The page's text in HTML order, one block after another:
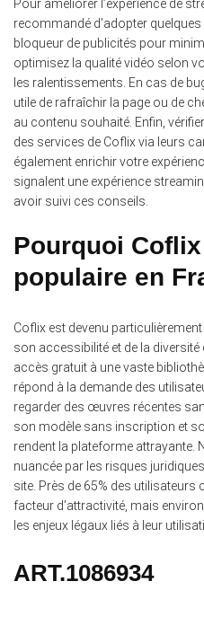
Pour améliorer l’expérience de
recommandé d’adopter
bloqueur de publicités pour
optimisez la qualité vidéo selon
les ralentissements. En cas de
utile de rafraîchir la page ou de
au contenu souhaité. Enfin,
des services de Coflix via leurs
également enrichir votre
signalent une expérience
avoir suivi ces conseils.
Pourquoi
populaire en
Coflix est devenu
son accessibilité et de la
accès gratuit à une vaste
répond à la demande des
regarder des œuvres récentes
son modèle sans inscription et
rendent la plateforme attrayante.
nuancée par les risques
site. Près de 65% des
facteur d’attractivité, mais
les enjeux légaux liés à leur
ART.1086934